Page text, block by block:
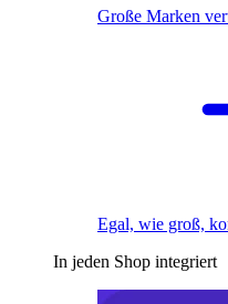
Große Marken
Egal, wie groß,
In jeden Shop integriert